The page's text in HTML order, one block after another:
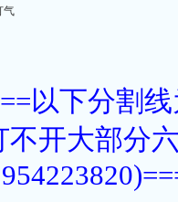
气
以下分割
不开大部分